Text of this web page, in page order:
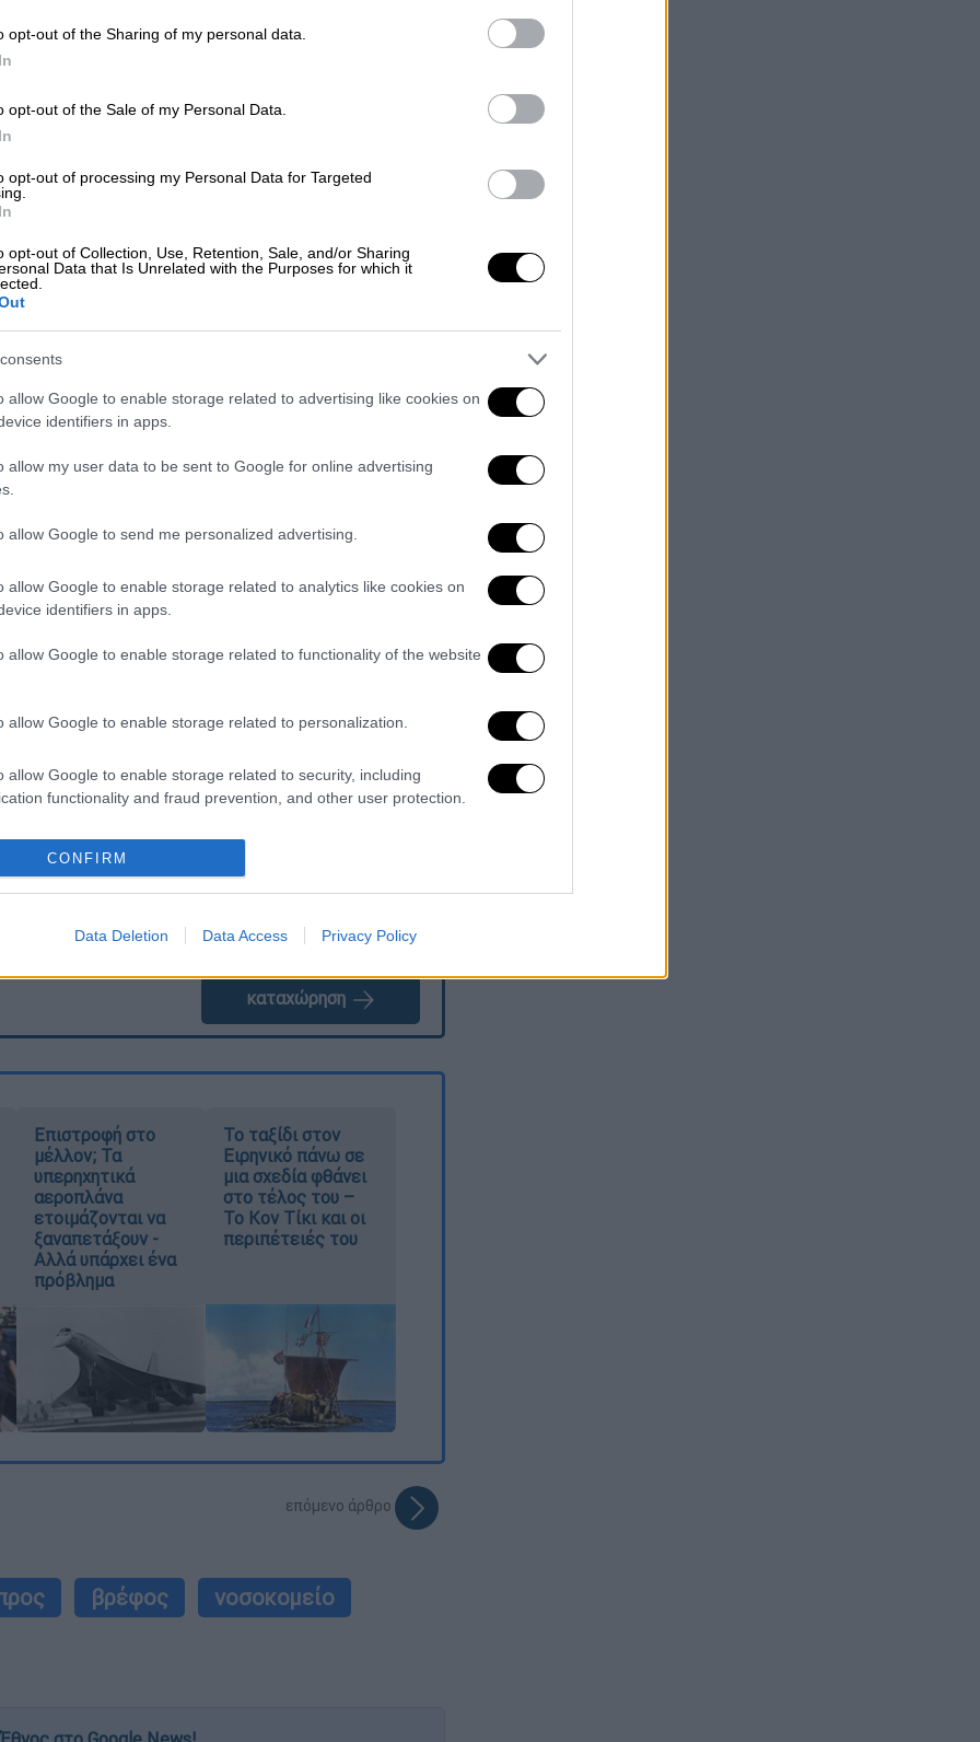
opt-out of the Sharing of my personal data.
opt-out of the Sale of my Personal Data.
opt-out of processing my Personal Data for Targeted
opt-out of Collection, Use, Retention, Sale, and/or Sharing
Data that Is Unrelated with the Purposes for which it
allow Google to enable storage related to advertising like cookies on
identifiers in apps.
allow my user data to be sent to Google for online advertising
allow Google to send me personalized advertising.
allow Google to enable storage related to analytics like cookies on
identifiers in apps.
allow Google to enable storage related to functionality of the website
allow Google to enable storage related to personalization.
allow Google to enable storage related to security, including
functionality and fraud prevention, and other user protection.
CONFIRM
Data Deletion Data Access Privacy Policy
το ΕΘΝΟΣ στη Google
το οποίο υπέστηηλεκτροπληξία
στην περιοχή Ύψωνα, στη
τους γιατρούς να παλεύουν να το
ανακοπή.
στο Τμήμα Πρώτων Βοηθειών του
να καταφέρνουν να το επαναφέρουν
σημειώθηκε γύρω στις 9 το πρωί της
του έκανε εργασίες στην κουζίνα. Το
εντοπίστηκε, δίπλα σε μία
στην πρίζα.
διακομίστηκε με ασθενοφόρο στο
Νοσοκομείου Λεμεσού,όπου
ανακοπή. Η
κάτω από τις οποίες έλαβε χώρα το
ΕΘΝΟΣ θα παρεμβαίνει και τα προσβλητικά σχόλια θα
καταχώρηση
Επιστροφή στο
μέλλον; Τα
υπερηχητικά
αεροπλάνα
ετοιμάζονται να
ξαναπετάξουν -
Αλλά υπάρχει ένα
πρόβλημα
Το ταξίδι στον
Ειρηνικό πάνω σε
μια σχεδία φθάνει
στο τέλος του –
Το Κον Τίκι και οι
περιπέτειές του
επόμενο άρθρο
βρέφος
νοσοκομείο